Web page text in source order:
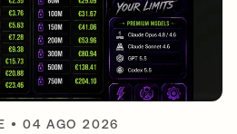
•04 AGO 2026